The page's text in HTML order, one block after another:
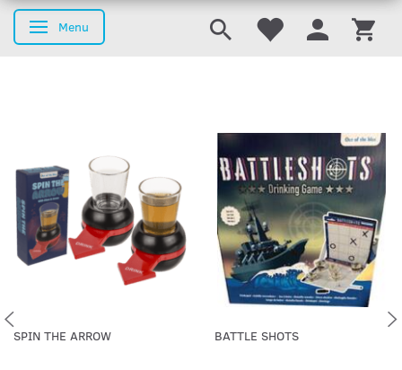
Skifte navigation
Menu
SPIN THE ARROW BATTLE SHOTS